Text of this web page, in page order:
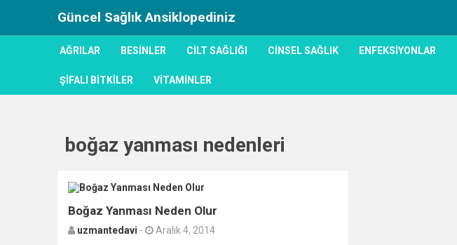
Güncel Sağlık Ansiklopediniz
AĞRILAR BESINLER CILT SAĞLIĞI CINSEL SAĞLIK ENFEKSIYONLAR
ŞIFALI BITKILER VITAMINLER
boğaz yanması nedenleri
Boğaz Yanması Neden Olur
uzmantedavi - Aralık 4, 2014